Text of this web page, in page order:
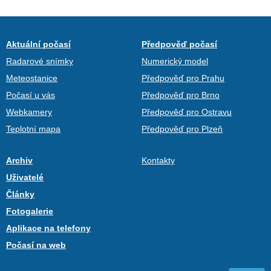
Aktuální počasí
Radarové snímky
Meteostanice
Počasí u vás
Webkamery
Teplotní mapa
Předpověď počasí
Numerický model
Předpověď pro Prahu
Předpověď pro Brno
Předpověď pro Ostravu
Předpověď pro Plzeň
Archiv
Uživatelé
Články
Fotogalerie
Aplikace na telefony
Počasí na web
Kontakty